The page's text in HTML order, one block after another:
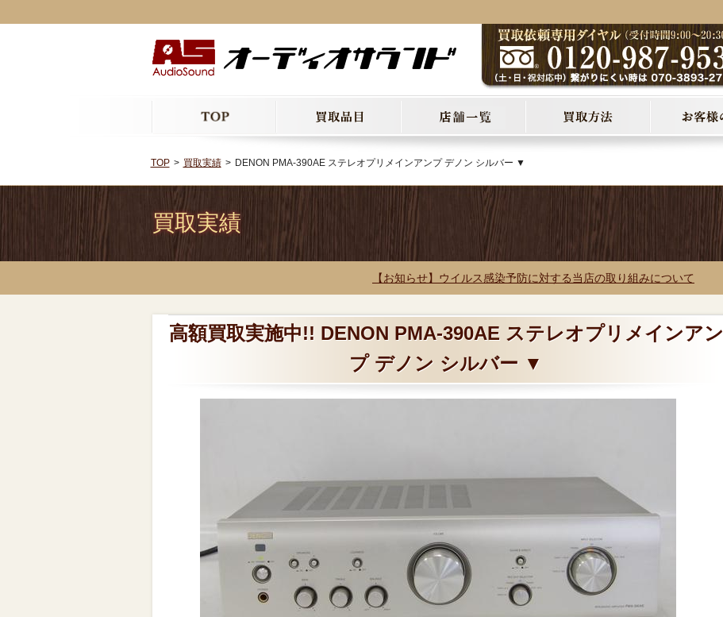
TOP 買取実績 DENON PMA-390AE ステレオプリメインアンプ デノン シルバー ▼
買取実績
【お知らせ】ウイルス感染予防に対する当店の取り組みについて
高額買取実施中!! DENON PMA-390AE ステレオプリメインアン
プ デノン シルバー ▼